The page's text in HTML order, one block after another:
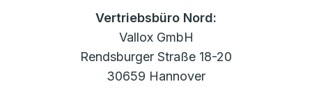
Vertriebsbüro Nord:
Vallox GmbH
Rendsburger Straße 18-20
30659 Hannover